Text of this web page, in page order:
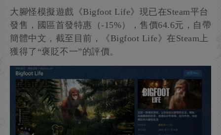
大腳怪模擬遊戲《Bigfoot Life》現已在Steam平台
發售，國區首發特惠（-15%），售價64.6元，自帶
簡體中文，截至目前，《Bigfoot Life》在Steam上
獲得了“褒貶不一”的評價。